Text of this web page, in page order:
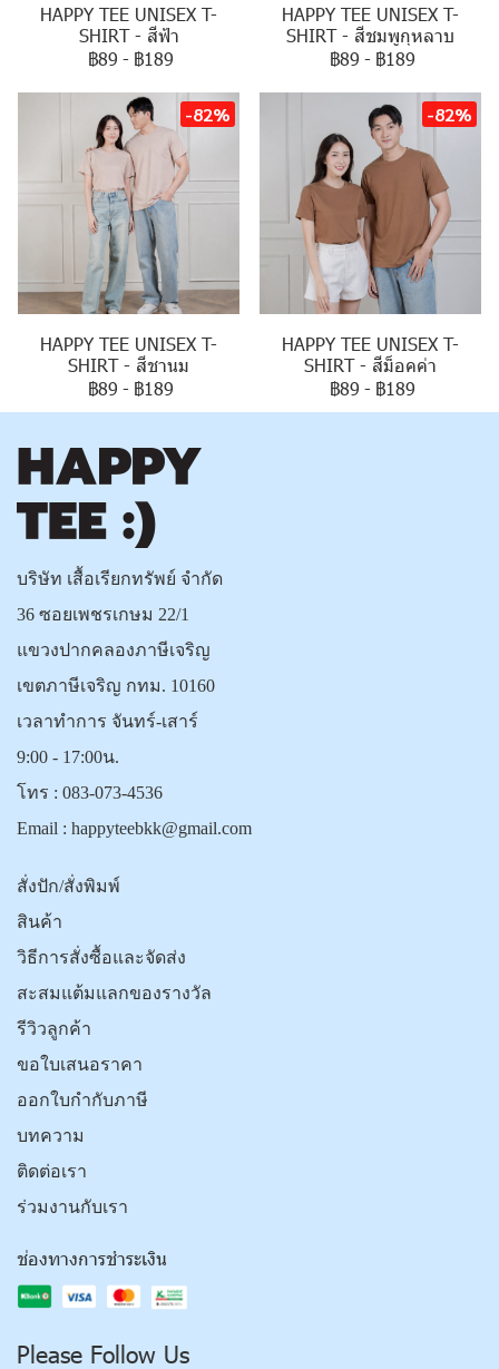
HAPPY TEE UNISEX T-
SHIRT - สีฟ้า
฿89 - ฿189
HAPPY TEE UNISEX T-
SHIRT - สีชมพูกุหลาบ
฿89 - ฿189
-82%
HAPPY TEE UNISEX T-
SHIRT - สีชานม
฿89 - ฿189
-82%
HAPPY TEE UNISEX T-
SHIRT - สีม็อคค่า
฿89 - ฿189
บริษัท เสื้อเรียกทรัพย์ จำกัด
36 ซอยเพชรเกษม 22/1
แขวงปากคลองภาษีเจริญ
เขตภาษีเจริญ กทม. 10160
เวลาทำการ จันทร์-เสาร์
9:00 - 17:00น.
โทร : 083-073-4536
Email : happyteebkk@gmail.com
สั่งปัก/สั่งพิมพ์
สินค้า
วิธีการสั่งซื้อและจัดส่ง
สะสมแต้มแลกของรางวัล
รีวิวลูกค้า
ขอใบเสนอราคา
ออกใบกำกับภาษี
บทความ
ติดต่อเรา
ร่วมงานกับเรา
ช่องทางการชำระเงิน
Please Follow Us